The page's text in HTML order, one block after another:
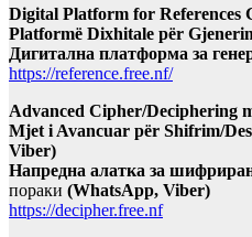
Digital Platform for References
Platformë Dixhitale për
Дигитална платформа за
https://reference.free.nf/
Advanced Cipher/Deciphering
Mjet i Avancuar për Shifrim/
Viber)
Напредна алатка за
пораки (WhatsApp, Viber)
https://decipher.free.nf